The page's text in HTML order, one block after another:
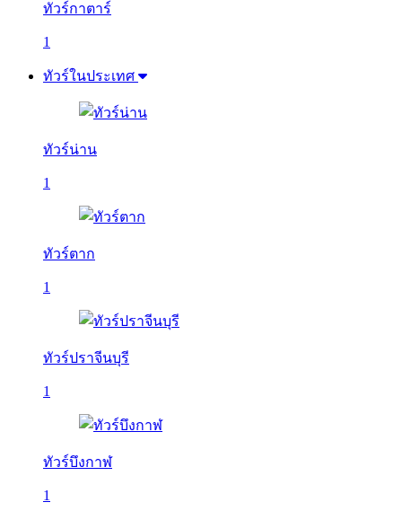
ทัวร์กาตาร์
1
ทัวร์ในประเทศ
ทัวร์น่าน
1
ทัวร์ตาก
1
ทัวร์ปราจีนบุรี
1
ทัวร์บึงกาฬ
1